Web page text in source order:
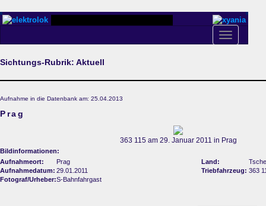
Toggle
navigation
Sichtungs-Rubrik: Aktuell
Aufnahme in die Datenbank am: 25.04.2013
Prag
363 115 am 29. Januar 2011 in Prag
Bildinformationen:
Aufnahmeort:
Prag Land:
Aufnahmedatum: 29.01.2011 Triebfahrzeug: 363
Fotograf/Urheber:S-Bahnfahrgast